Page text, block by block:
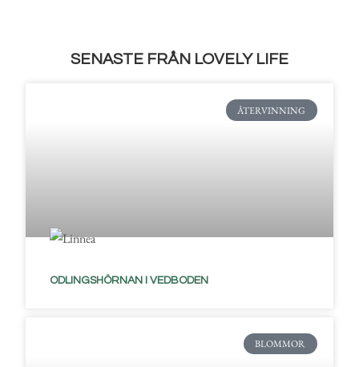
SENASTE FRÅN LOVELY LIFE
ÅTERVINNING
ODLINGSHÖRNAN I VEDBODEN
BLOMMOR